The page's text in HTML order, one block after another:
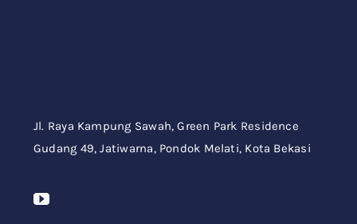
Jl. Raya Kampung Sawah,Green Park Residence
Gudang 49,Jatiwarna, Pondok Melati, Kota Bekasi